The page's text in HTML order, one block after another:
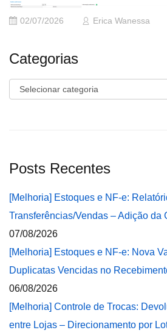
02/07/2026 Erica Wanessa
Categorias
Categorias
Posts Recentes
[Melhoria] Estoques e NF-e:
Transferências/Vendas – Adição da
07/08/2026
[Melhoria] Estoques e NF-e: Nova
Duplicatas Vencidas no
06/08/2026
[Melhoria] Controle de Trocas:
entre Lojas – Direcionamento por